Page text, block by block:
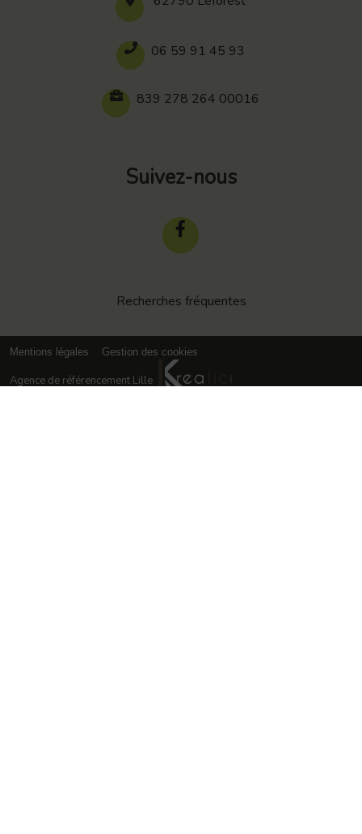
06 59 91 45 93
839 278 264 00016
Suivez-nous
Recherches fréquentes
Mentions légales Gestion des cookies
Agence de référencement Lille